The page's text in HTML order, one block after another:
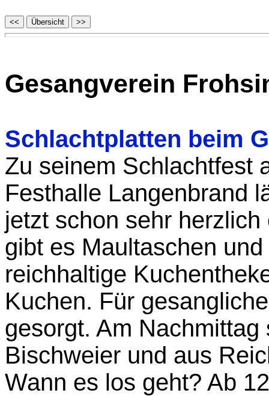
Gesangverein
Schlachtplatten beim
Zu seinem Schlachtfest
Festhalle Langenbrand
jetzt schon sehr
gibt es Maultaschen
reichhaltige
Kuchen. Für
gesorgt. Am
Bischweier und aus
Wann es los geht? Ab